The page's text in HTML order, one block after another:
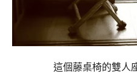
這個藤桌椅的雙人